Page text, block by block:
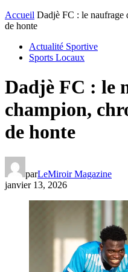
Accueil Dadjè FC : le naufrage
de honte
Actualité Sportive
Sports Locaux
Dadjè FC : le
champion,
de honte
parLeMiroir Magazine
janvier 13, 2026